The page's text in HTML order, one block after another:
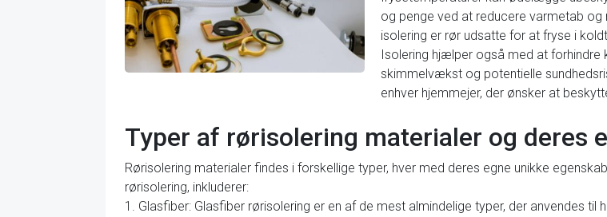
og penge ved at reducere varmetab
isolering er rør udsatte for at fryse i
Isolering hjælper også med at forhindre
skimmelvækst og potentielle
enhver hjemmejer, der ønsker at
Typer af rørisolering materialer og deres
Rørisolering materialer findes i forskellige typer, hver med deres egne unikke
rørisolering, inkluderer:
1. Glasfiber: Glasfiber rørisolering er en af de mest almindelige typer, der anvendes